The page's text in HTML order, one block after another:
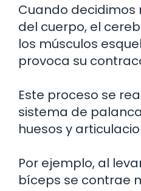
Cuando
del cuerpo, el
los músculos
provoca su
Este proceso se
sistema de
huesos y
Por ejemplo, al
bíceps se contrae